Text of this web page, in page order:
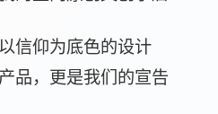
信仰为底色的设计
品，更是我们的宣告